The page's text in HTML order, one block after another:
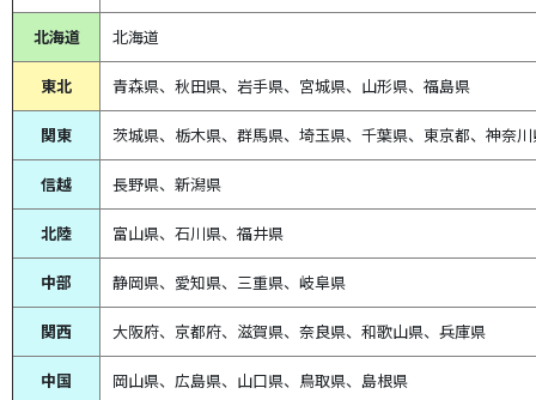
北海道 北海道
東北 青森県、 秋田県、 岩手県、宮城県、山形県、福島県
関東 茨城県、栃木県、群馬県、埼玉県、千葉県、東京都、神奈
信越 長野県、新潟県
北陸 富山県、 石川県、 福井県
中部 静岡県、 愛知県、 三重県、 岐阜県
関西 大阪府、京都府、滋賀県、奈良県、和歌山県、兵庫県
中国 岡山県、広島県、山口県、鳥取県、島根県